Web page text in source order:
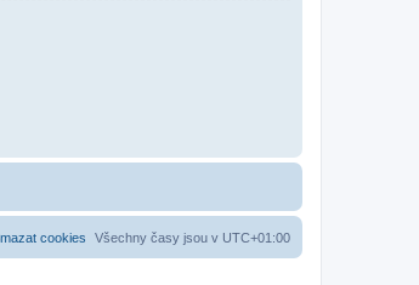
Všechny časy jsou v UTC+01:00
cookies